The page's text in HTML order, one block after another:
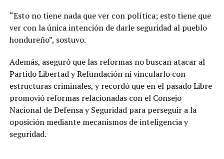
“Esto no tiene nada que ver con política; esto tiene que
ver con la única intención de darle seguridad al pueblo
hondureño”, sostuvo.
Además, aseguró que las reformas no buscan atacar al
Partido Libertad y Refundación ni vincularlo con
estructuras criminales, y recordó que en el pasado Libre
promovió reformas relacionadas con el Consejo
Nacional de Defensa y Seguridad para perseguir a la
oposición mediante mecanismos de inteligencia y
seguridad.